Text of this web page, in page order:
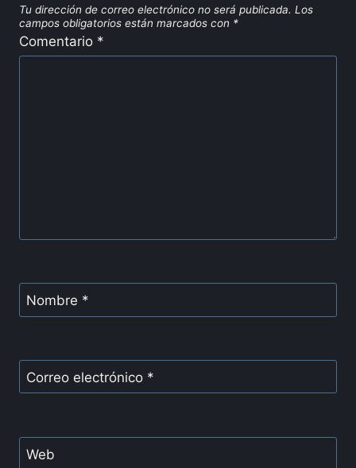
Tu dirección de correo electrónico no será publicada. Los
campos obligatorios están marcados con *
Comentario *
Nombre *
Correo electrónico *
Web